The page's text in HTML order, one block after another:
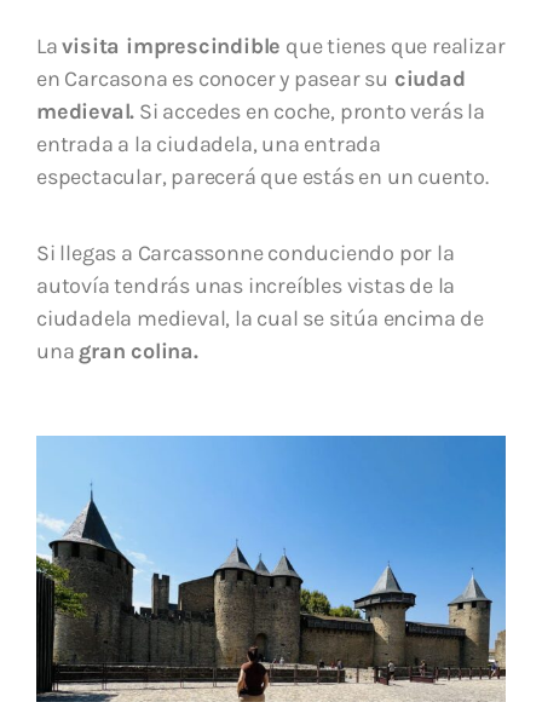
Lavisita imprescindible que tienes que realizar
en Carcasona es conocer y pasear su ciudad
medieval. Si accedes en coche, pronto verás la
entrada a la ciudadela, una entrada
espectacular, parecerá que estás en un cuento.
Si llegas a Carcassonne conduciendo por la
autovía tendrás unas increíbles vistas de la
ciudadela medieval, la cual se sitúa encima de
una gran colina.